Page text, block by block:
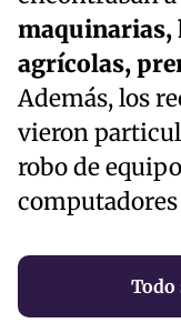
maquinarias,
agrícolas,
Además, los
vieron
robo de
Todo